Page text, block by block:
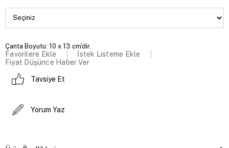
Çanta Boyutu: 10 x 13 cm'dir.
Favorilere Ekle
İstek Listeme Ekle
Fiyat Düşünce Haber Ver
Tavsiye Et
Yorum Yaz